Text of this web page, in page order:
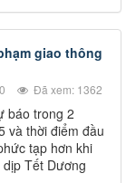
giao thông
Đã xem: 1362
báo trong 2
và thời điểm đầu
tạp hơn khi
Tết Dương